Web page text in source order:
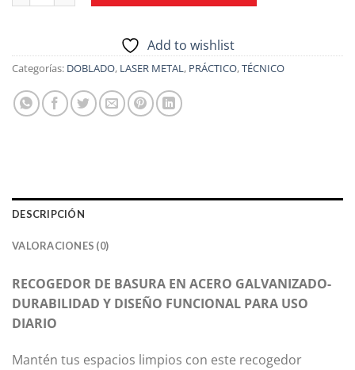
Add to wishlist
Categorías: DOBLADO, LASER METAL, PRÁCTICO,TÉCNICO
DESCRIPCIÓN
VALORACIONES (0)
RECOGEDOR DE BASURA EN ACERO GALVANIZADO-
DURABILIDAD Y DISEÑO FUNCIONAL PARA USO
DIARIO
Mantén tus espacios limpios con este recogedor